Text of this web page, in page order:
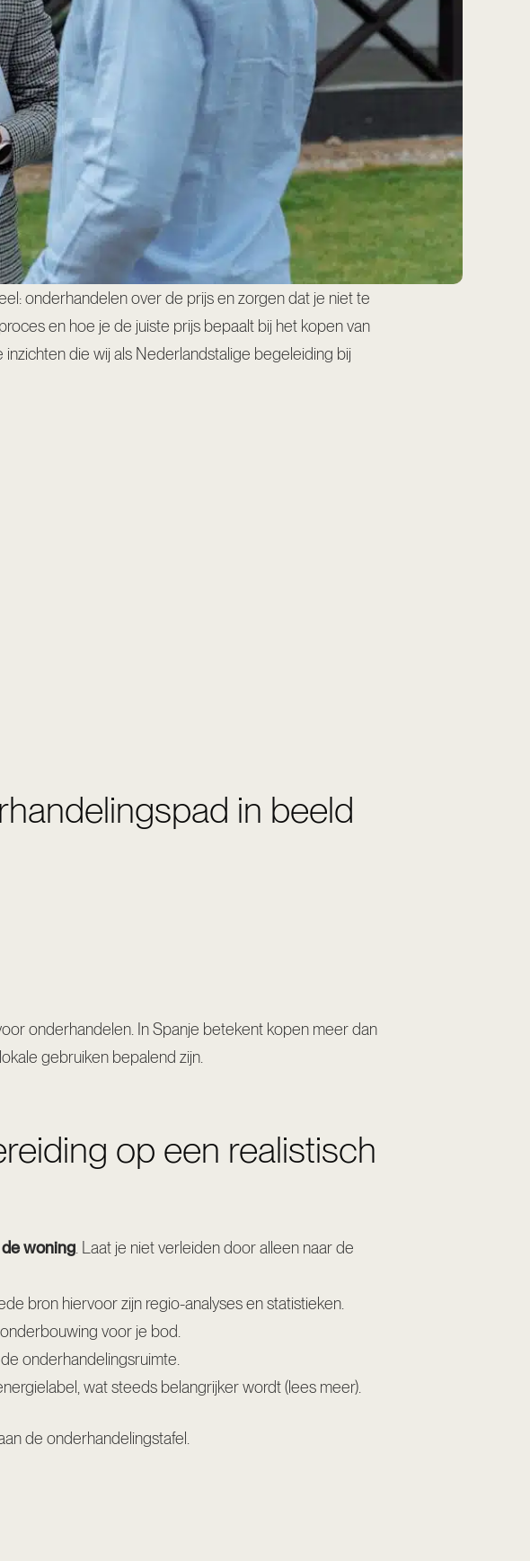
onderhandelen over de prijs en zorgen dat je niet te
en hoe je de juiste prijs bepaalt bij het kopen van
die wij als Nederlandstalige begeleiding bij
in beeld
onderhandelen. In Spanje betekent kopen meer dan
gebruiken bepalend zijn.
op een realistisch
woning. Laat je niet verleiden door alleen naar de
bron hiervoor zijn regio-analysesen statistieken.
voor je bod.
onderhandelingsruimte.
wat steeds belangrijker wordt (lees meer).
de onderhandelingstafel.